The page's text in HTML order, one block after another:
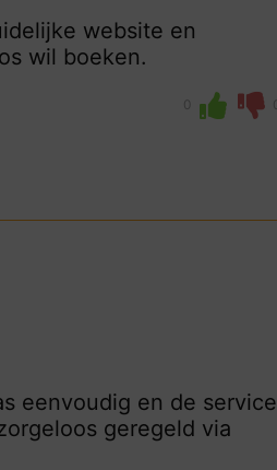
website en
wil boeken.
0 0
eenvoudig en de service
geregeld via